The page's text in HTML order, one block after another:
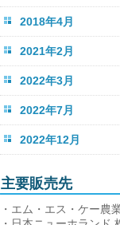
2018年4月
2021年2月
2022年3月
2022年7月
2022年12月
主要販売先
・エム・エス・ケー農